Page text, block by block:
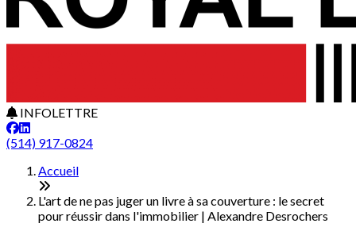
INFOLETTRE
(514) 917-0824
Accueil
L'art de ne pas juger un livre à sa couverture : le secret
pour réussir dans l'immobilier | Alexandre Desrochers